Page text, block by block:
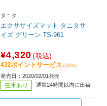
タニタ
エクササイズマット タニタサ
イズ グリーン TS-961
¥4,320 (税込)
432ポイントサービス (10%)
発売日：2020/02/01発売
在庫あり 通常24時間以内に出荷